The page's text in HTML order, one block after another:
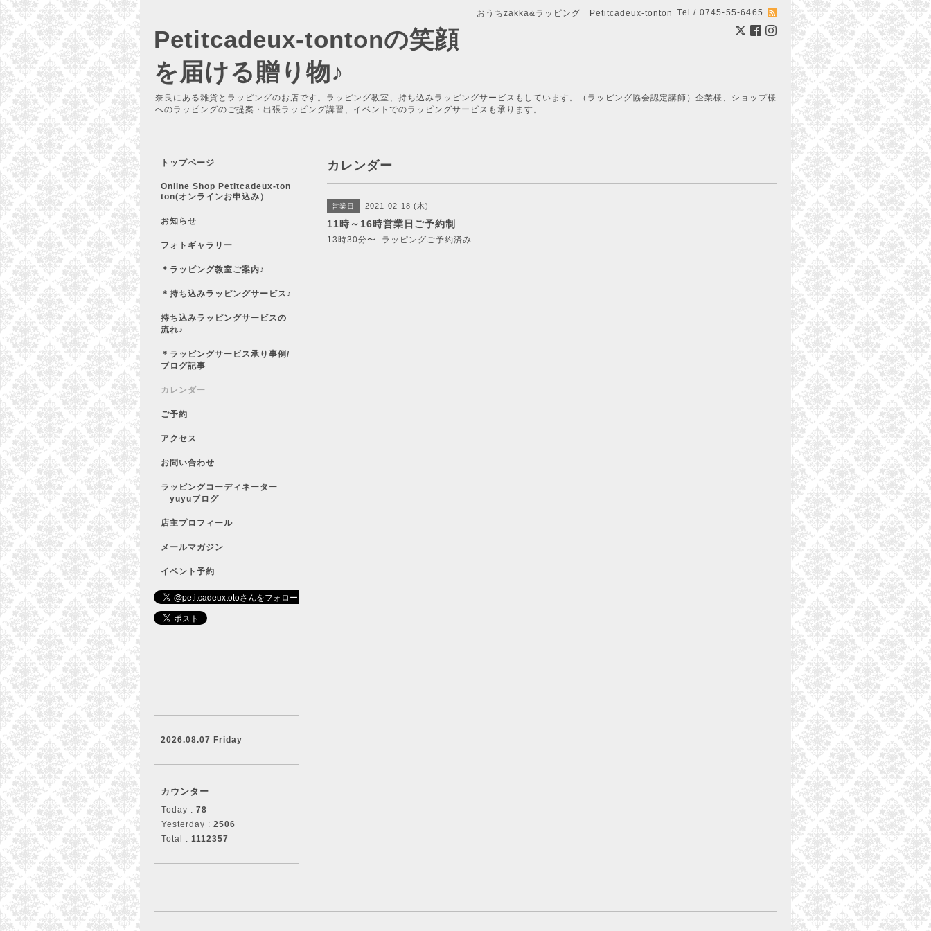
おうちzakka&ラッピング Petitcadeux-tonton Tel / 0745-55-6465
Petitcadeux-tontonの笑顔
を届ける贈り物♪
奈良にある雑貨とラッピングのお店です。ラッピング教室、持ち込みラッピングサービスもしています。（ラッピング協会認定講師）企業様、ショップ様
へのラッピングのご提案・出張ラッピング講習、イベントでのラッピングサービスも承ります。
カレンダー
営業日 2021-02-18 (木)
11時～16時営業日ご予約制
13時30分〜 ラッピングご予約済み
トップページ
Online Shop Petitcadeux-ton
ton(オンラインお申込み）
お知らせ
フォトギャラリー
＊ラッピング教室ご案内♪
＊持ち込みラッピングサービス♪
持ち込みラッピングサービスの
流れ♪
＊ラッピングサービス承り事例/
ブログ記事
カレンダー
ご予約
アクセス
お問い合わせ
ラッピングコーディネーター
yuyuブログ
店主プロフィール
メールマガジン
イベント予約
2026.08.07 Friday
カウンター
Today : 78
Yesterday : 2506
Total : 1112357